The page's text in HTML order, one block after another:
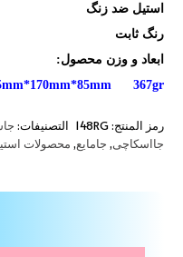
استیل ضد زنگ
رنگ ثابت
ابعاد و وزن محصول:
367gr
رمز المنتج:148RG التصنيفات:
جااسکاچی, جامایع, محصولات